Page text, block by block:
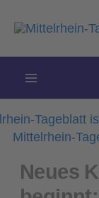
Inhalt
Neues